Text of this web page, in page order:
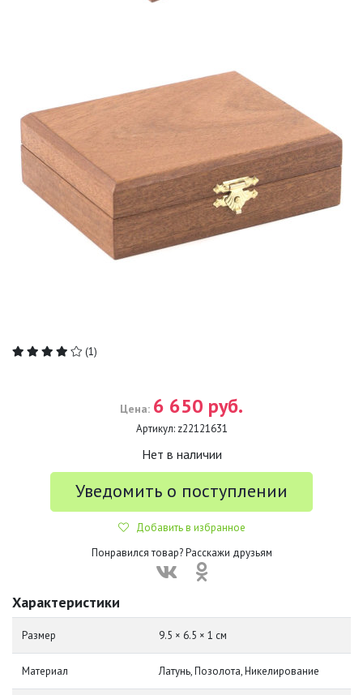
(1)
Цена: 6 650 руб.
Артикул: z22121631
Нет в наличии
Уведомить о поступлении
Добавить в избранное
Понравился товар? Расскажи друзьям
Характеристики
Размер 9.5 × 6.5 × 1 см
Материал Латунь, Позолота, Никелирование